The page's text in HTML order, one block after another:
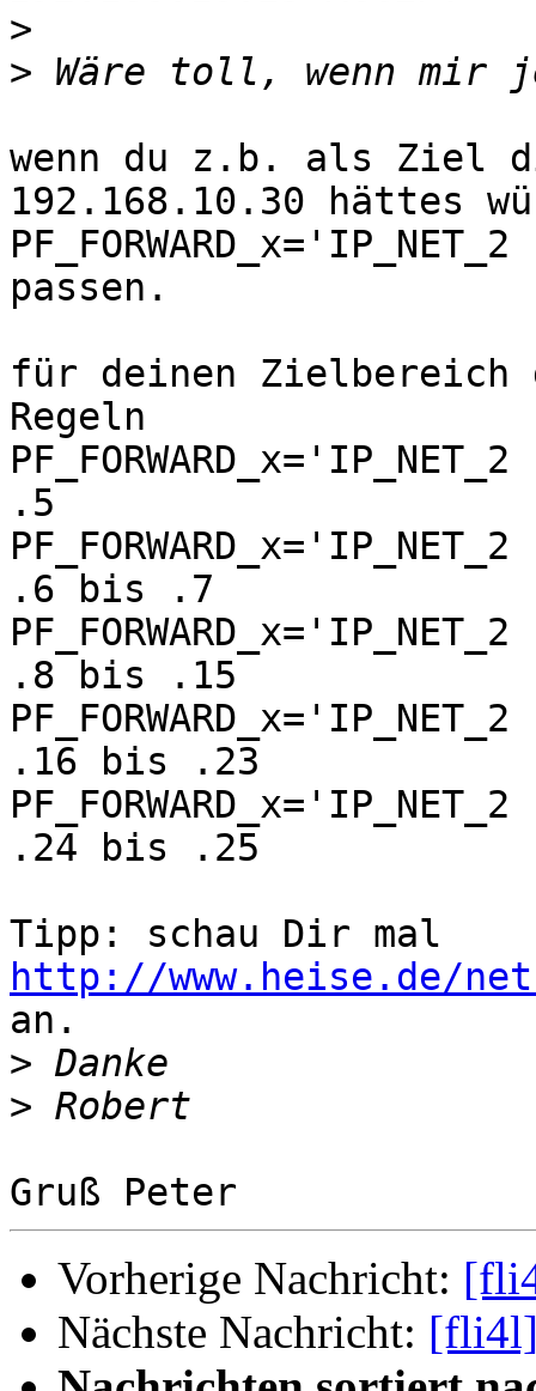
>
>
wenn du z.b. als Ziel
192.168.10.30 hättes
passen.
für deinen Zielbereich
Regeln
.5
.6 bis .7
.8 bis .15
.16 bis .23
.24 bis .25
http://www.heise.de/
an.
>
>
Vorherige Nachricht:
Nächste Nachricht: [fli4l]